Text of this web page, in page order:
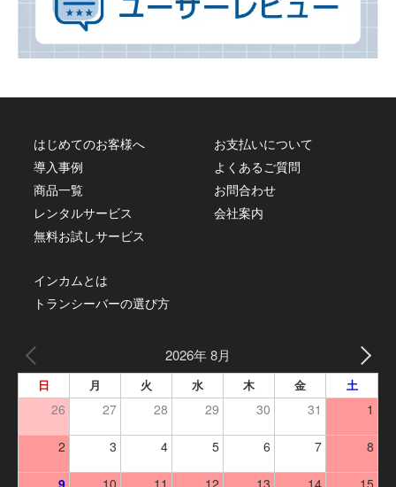
はじめてのお客様へ
導入事例
商品一覧
レンタルサービス
無料お試しサービス
お支払いについて
よくあるご質問
お問合わせ
会社案内
インカムとは
トランシーバーの選び方
2026年 8月
日 月 火 水 木 金 土
26 27 28 29 30 31 1
2 3 4 5 6 7 8